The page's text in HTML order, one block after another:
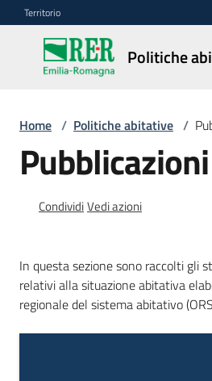
Vai al contenuto
Vai alla navigazione
Vai al footer
Territorio
Politiche
Politiche
abitative
Residenziale
Pubblica
Residenziale
Sociale
Home / Politiche abitative /
Pubblicazioni
CondividiVedi azioni
In questa sezione sono raccolti gli
relativi alla situazione abitativa
regionale del sistema abitativo